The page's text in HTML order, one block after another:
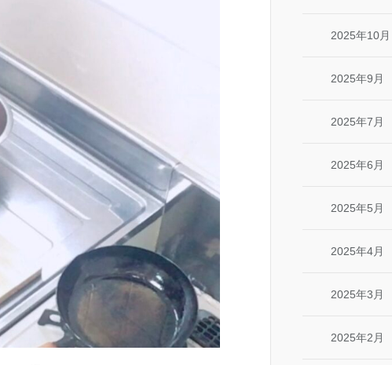
2025年10月
2025年9月
2025年7月
2025年6月
2025年5月
2025年4月
2025年3月
2025年2月